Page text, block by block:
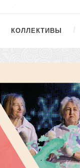
КОЛЛЕКТИВЫ